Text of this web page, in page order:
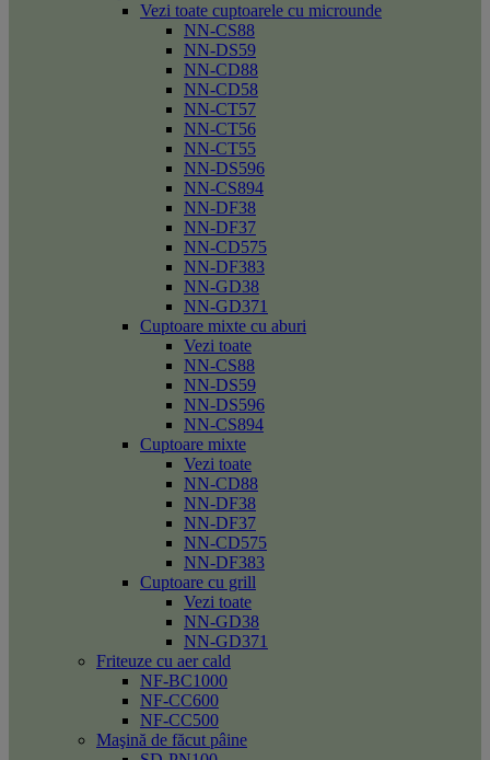
Vezi toate cuptoarele cu microunde
NN-CS88
NN-DS59
NN-CD88
NN-CD58
NN-CT57
NN-CT56
NN-CT55
NN-DS596
NN-CS894
NN-DF38
NN-DF37
NN-CD575
NN-DF383
NN-GD38
NN-GD371
Cuptoare mixte cu aburi
Vezi toate
NN-CS88
NN-DS59
NN-DS596
NN-CS894
Cuptoare mixte
Vezi toate
NN-CD88
NN-DF38
NN-DF37
NN-CD575
NN-DF383
Cuptoare cu grill
Vezi toate
NN-GD38
NN-GD371
Friteuze cu aer cald
NF-BC1000
NF-CC600
NF-CC500
Maşină de făcut pâine